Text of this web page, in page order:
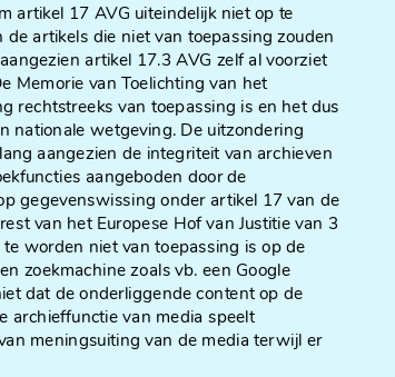
artikel 17 AVG uiteindelijk niet op te
artikels die niet van toepassing zouden
artikel 17.3 AVG zelf al voorziet
Memorie van Toelichting van het
rechtstreeks van toepassing is en het dus
nationale wetgeving. De uitzondering
aangezien de integriteit van archieven
aangeboden door de
gegevenswissing onder artikel 17 van de
van het Europese Hof van Justitie van 3
worden niet van toepassing is op de
zoekmachine zoals vb. een Google
dat de onderliggende content op de
archieffunctie van media speelt
meningsuiting van de media terwijl er